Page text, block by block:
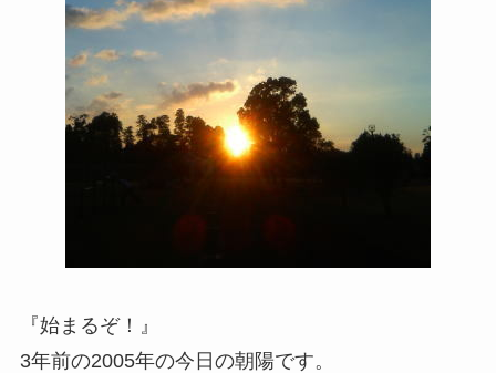
『始まるぞ！』
3年前の2005年の今日の朝陽です。